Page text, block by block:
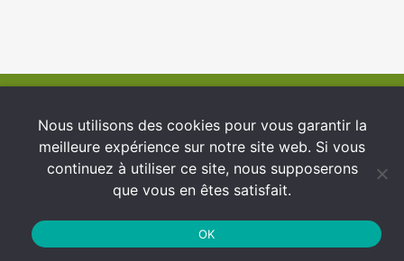
Nous utilisons des cookies pour vous garantir la
meilleure expérience sur notre site web. Si vous
continuez à utiliser ce site, nous supposerons
que vous en êtes satisfait.
OK
Conditions générales d’utilisation
Protection des Données